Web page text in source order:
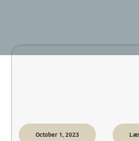
October 1, 2023